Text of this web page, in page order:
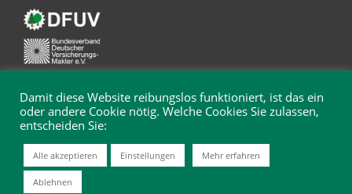
© 2025 Hermann & Hensel Versicherungsmakler GmbH
Damit diese Website reibungslos funktioniert, ist das ein
oder andere Cookie nötig. Welche Cookies Sie zulassen,
entscheiden Sie:
Alle akzeptieren Einstellungen Mehr erfahren
Ablehnen